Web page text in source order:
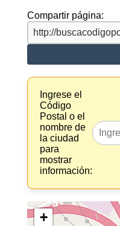
Compartir página:
Ingrese el
Código
Postal o el
nombre de
la ciudad
para
mostrar
información:
+